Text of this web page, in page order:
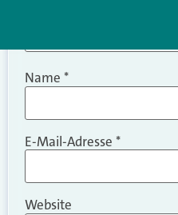
Name *
E-Mail-Adresse *
Website